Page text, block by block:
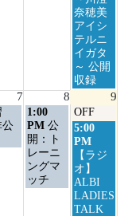
奈穂美
アイシ
テルニ
イガタ
～ 公開
収録
7 8 9
公
土
曜
日,
8
月
8th
1:00
PM 公
開：ト
レーニ
ングマ
ッチ
日
曜
日,
月
9th
2026
OFF
日
曜
日,
8
月
9th
2026
5:00
PM
【ラジ
オ】
ALBI
LADIES
TALK